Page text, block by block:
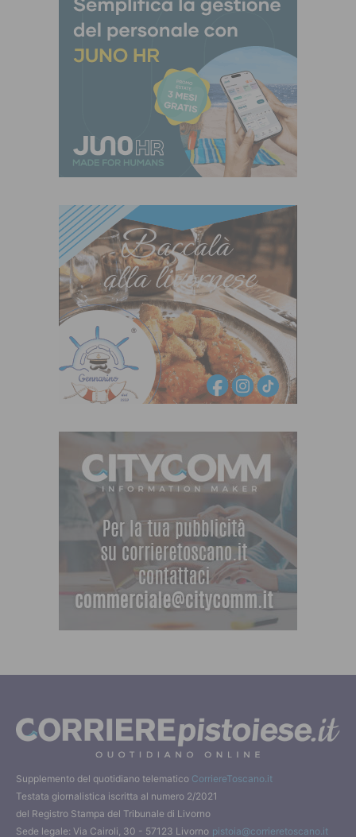
Supplemento del quotidiano telematico CorriereToscano.it
Testata giornalistica iscritta al numero 2/2021
del Registro Stampa del Tribunale di Livorno
Sede legale: Via Cairoli, 30 - 57123 Livorno pistoia@corrieretoscano.it